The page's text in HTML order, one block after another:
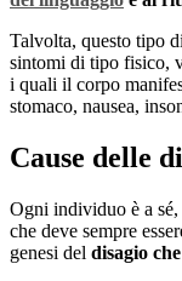
Talvolta, questo tipo
sintomi di tipo fisico,
i quali il corpo
stomaco, nausea,
Cause delle
Ogni individuo è a sé,
che deve sempre
genesi del disagio